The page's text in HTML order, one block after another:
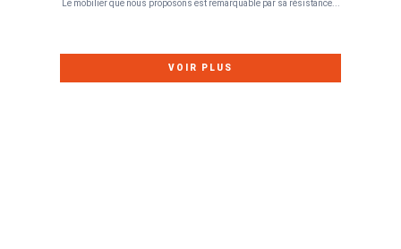
Le mobilier que nous proposons est remarquable par sa résistance...
VOIR PLUS